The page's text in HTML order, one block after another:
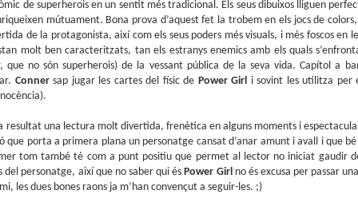
de superherois en un sentit més tradicional. Els seus dibuixos lliguen
mútuament. Bona prova d’aquest fet la trobem en els jocs de
de la protagonista, així com els seus poders més visuals, i més foscos en
molt ben caracteritzats, tan els estranys enemics amb els quals
que no són superherois) de la vessant pública de la seva vida. Capítol a
Connersap jugar les cartes del físic de Power Girl i sovint les utilitza per
resultat una lectura molt divertida, frenètica en alguns moments i
que porta a primera plana un personatge cansat d’anar amunt i avall i que
tom també té com a punt positiu que permet al lector no iniciat gaudir
del personatge, així que no saber qui ésPower Girlno és excusa per passar
les dues bones raons ja m’han convençut a seguir-les. ;)
6
Presentació de Los
orígenes de la revista
Spirou a la llibreria El
Soterrani
Si voleu descobrir els secrets de la
revista Spirou, teniu una oportunitat
ideal el proper 23 d'octubre, a les set
carrer August 50 de Tarragona.
Amb l'Eduard Baile, professor de la
Universitat d'Alacant i, sobretot, amic
(i malalt dels còmics) conversaré
sobre els continguts del llibre. Segur
25
Club de lectura de
còmics: tardor 2025
Tenim a tocar el darrer
trimestre de l'any i això vol dir
lectures per als mesos d'octubre,
novembre i desembre.
Parlem de còmics: L’Emili Samper i els orígens de la
revista Spirou
Parlem de còmics és l'espai de divulgació de Ràdio Molins de Rei (91.2
que s'emet cada divendres, de la mà d'en Pau Moratalla, coresponsable